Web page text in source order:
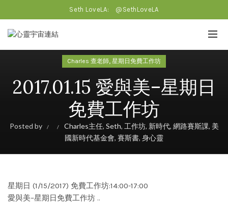
Seth LoveLA: @SethLoveLA
Charles 查老師, 星期日免費工作坊
2017.01.15 愛與美–星期日
免費工作坊
Posted by Charles主任, Seth, 工作坊, 新時代, 網路賽斯課, 美
國新時代基金會, 賽斯書, 身心靈
星期日 (1/15/2017) 免費工作坊:14:00-17:00
愛與美–星期日免費工作坊 ..